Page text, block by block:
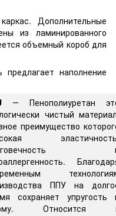
Дополнительные
из ламинированного
объемный короб для
наполнение
― Пенополиуретан
чистый
преимущество
ППУ на
сохраняет упругость
Относится